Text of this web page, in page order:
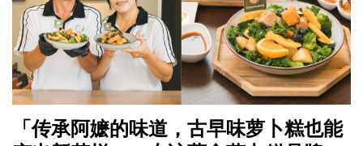
「传承阿嬷的味道，古早味萝卜糕也能